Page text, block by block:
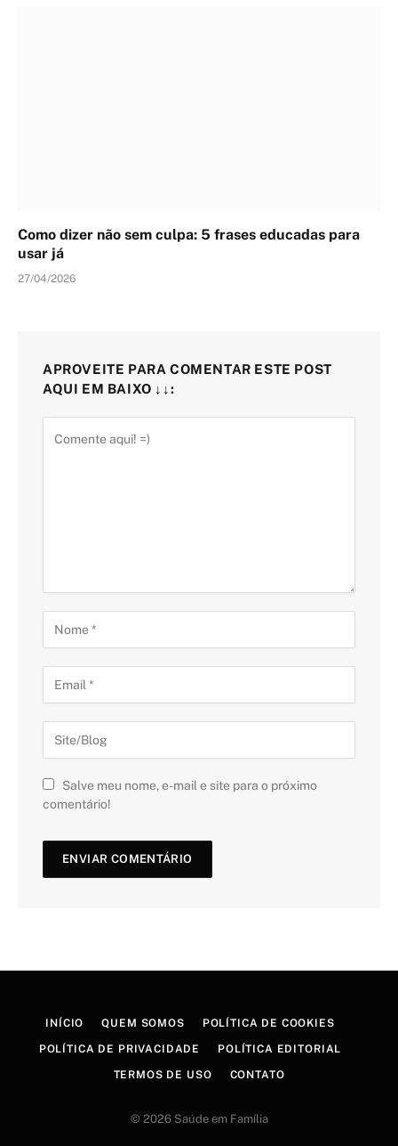
Como dizer não sem culpa: 5 frases educadas para
usar já
27/04/2026
APROVEITE PARA COMENTAR ESTE POST
AQUI EM BAIXO ↓↓:
Salve meu nome, e-mail e site para o próximo
comentário!
INÍCIO QUEM SOMOS POLÍTICA DE COOKIES
POLÍTICA DE PRIVACIDADE POLÍTICA EDITORIAL
TERMOS DE USO CONTATO
© 2026 Saúde em Família